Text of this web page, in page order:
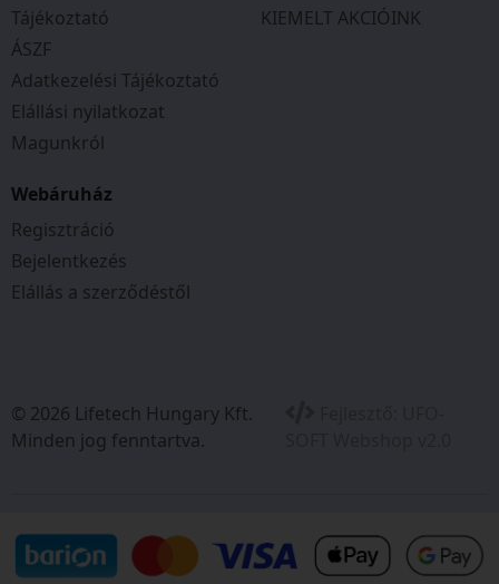
Tájékoztató
ÁSZF
Adatkezelési Tájékoztató
Elállási nyilatkozat
Magunkról
KIEMELT AKCIÓINK
Webáruház
Regisztráció
Bejelentkezés
Elállás a szerződéstől
© 2026 Lifetech Hungary Kft.
Minden jog fenntartva.